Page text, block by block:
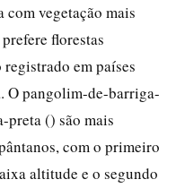
com vegetação mais
florestas
em países
O pangolim-de-barriga-
() são mais
com o primeiro
altitude e o segundo